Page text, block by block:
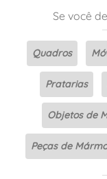
Se você
Quadros
Pratarias
Objetos de
Peças de